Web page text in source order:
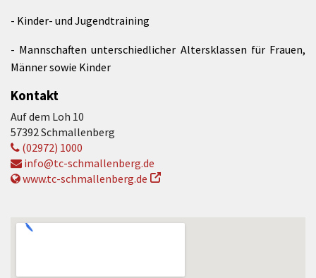
- Kinder- und Jugendtraining
- Mannschaften unterschiedlicher Altersklassen für Frauen,
Männer sowie Kinder
Kontakt
Auf dem Loh 10
57392 Schmallenberg
(02972) 1000
info@tc-schmallenberg.de
www.tc-schmallenberg.de